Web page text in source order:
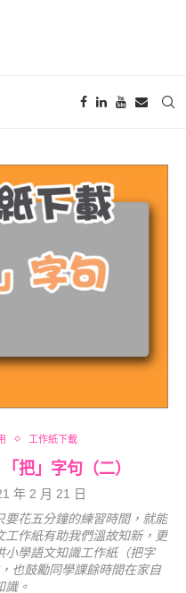
工作紙下載
把」字句（二）
年 2 月 21 日
要花五分鐘的練習時間，就能
工作紙有助我們溫故知新，更
小學語文知識工作紙（把字
也鼓勵同學課餘時間在家自
識。